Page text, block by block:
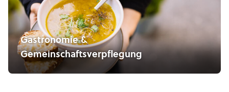
Gastronomie &
Gemeinschaftsverpflegung